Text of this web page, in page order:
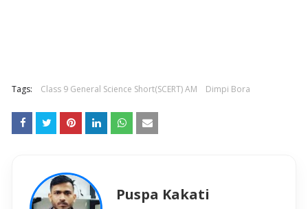
Tags: Class 9 General Science Short(SCERT) AM Dimpi Bora
Puspa Kakati